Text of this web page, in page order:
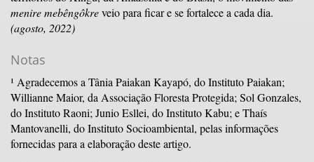
menire mebêngôkreveio para ficar e se fortalece a cada dia.
(agosto, 2022)
Notas
¹ Agradecemos a Tânia Paiakan Kayapó, do Instituto Paiakan;
Willianne Maior, da Associação Floresta Protegida; Sol Gonzales,
do Instituto Raoni; Junio Esllei, do Instituto Kabu; e Thaís
Mantovanelli, do Instituto Socioambiental, pelas informações
fornecidas para a elaboração deste artigo.